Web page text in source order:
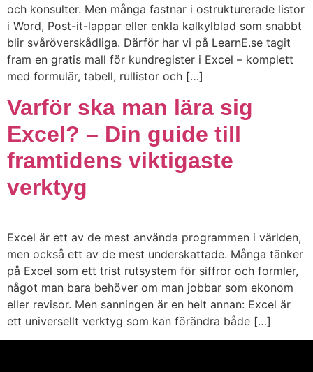
och konsulter. Men många fastnar i ostrukturerade listor
i Word, Post-it-lappar eller enkla kalkylblad som snabbt
blir svåröverskådliga. Därför har vi på LearnE.se tagit
fram en gratis mall för kundregister i Excel – komplett
med formulär, tabell, rullistor och […]
Varför ska man lära sig
Excel? – Din guide till
framtidens viktigaste
verktyg
Excel är ett av de mest använda programmen i världen,
men också ett av de mest underskattade. Många tänker
på Excel som ett trist rutsystem för siffror och formler,
något man bara behöver om man jobbar som ekonom
eller revisor. Men sanningen är en helt annan: Excel är
ett universellt verktyg som kan förändra både […]